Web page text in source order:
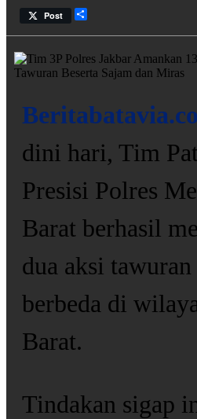
Post
dini hari, Tim
Presisi Polres
Barat berhasil
dua aksi
berbeda di
Barat.
Tindakan sigap